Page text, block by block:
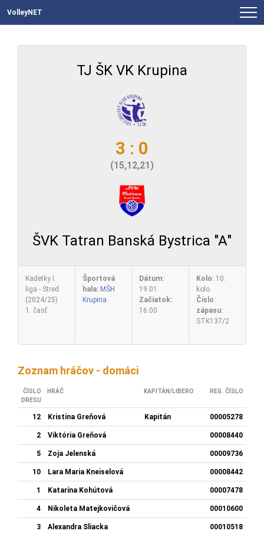
VolleyNET
TJ ŠK VK Krupina
3 : 0
(15,12,21)
ŠVK Tatran Banská Bystrica "A"
Kadetky I.
liga - Stred
(2024/25)
1. časť
Športová
hala: MŠH
Krupina
Dátum:
19.01.
Začiatok:
16:00
Kolo:10.
kolo
Číslo
zápasu:
STK137/2
Zoznam hráčov - domáci
ČÍSLO
DRESU
HRÁČ KAPITÁN/LIBERO REG. ČÍSLO
12 Kristína Greňová Kapitán 00005278
2 Viktória Greňová 00008440
5 Zoja Jelenská 00009736
10 Lara Maria Kneiselová 00008442
1 Katarína Kohútová 00007478
4 Nikoleta Matejkovičová 00010600
3 Alexandra Sliacka 00010518